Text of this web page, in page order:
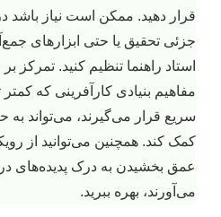
قرار دهید. ممکن است نیاز
جزئی تحقیق یا حتی ابزارهای
استاد راهنما تنظیم کنید. تمرکز
مفاهیم بنیادی کارآفرینی که کمتر
سریع قرار می‌گیرند، می‌تواند به
کمک کند. همچنین می‌توانید از
عمق بخشیدن به درک پدیده‌های
می‌آورند، بهره ببرید.